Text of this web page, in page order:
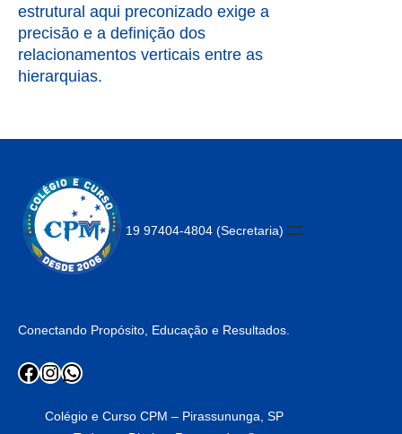
estrutural aqui preconizado exige a
precisão e a definição dos
relacionamentos verticais entre as
hierarquias.
19 97404-4804 (Secretaria)
Conectando Propósito, Educação e Resultados.
Facebook
Instagram
WhatsApp
Colégio e Curso CPM – Pirassununga, SP